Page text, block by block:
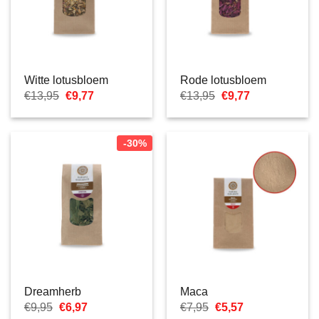
Witte lotusbloem
€13,95 Oorspronkelijke
was:
€9,77Huidige
is:
Rode lotusbloem
€13,95 Oorspronkelijke
was:
€9,77Huidige
is:
-30%
Dreamherb
€9,95 Oorspronkelijke
€6,97Huidige
Maca
€7,95 Oorspronkelijke
€5,57Huidige